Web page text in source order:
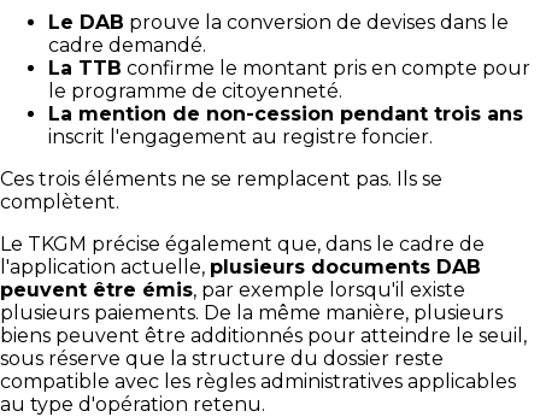
Le DAB prouve la conversion de devises dans le
cadre demandé.
La TTB confirme le montant pris en compte pour
le programme de citoyenneté.
La mention de non-cession pendant trois ans
inscrit l'engagement au registre foncier.
Ces trois éléments ne se remplacent pas. Ils se
complètent.
Le TKGM précise également que, dans le cadre de
l'application actuelle, plusieurs documents DAB
peuvent être émis, par exemple lorsqu'il existe
plusieurs paiements. De la même manière, plusieurs
biens peuvent être additionnés pour atteindre le seuil,
sous réserve que la structure du dossier reste
compatible avec les règles administratives applicables
au type d'opération retenu.